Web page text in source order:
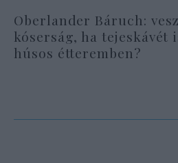
Oberlander Báruch:
kóserság, ha tejeskávét
húsos étteremben?